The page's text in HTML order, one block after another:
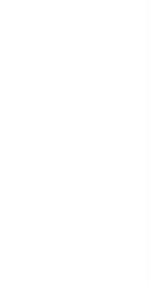
5 hvězdiček.
5 hvězdiček.
5 hvězdiček.